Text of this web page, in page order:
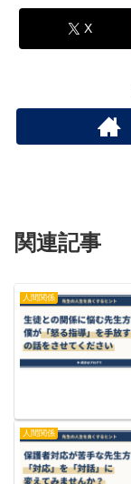
X
関連記事
人間関係
人間関係